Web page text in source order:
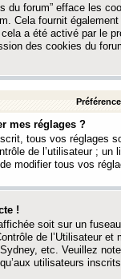
du forum” efface les
Cela fournit
a été activé par le
des cookies du
mes réglages ?
tous vos réglages
de l’utilisateur ;
modifier tous vos
!
soit sur un
de l’Utilisateur
etc. Veuillez
utilisateurs